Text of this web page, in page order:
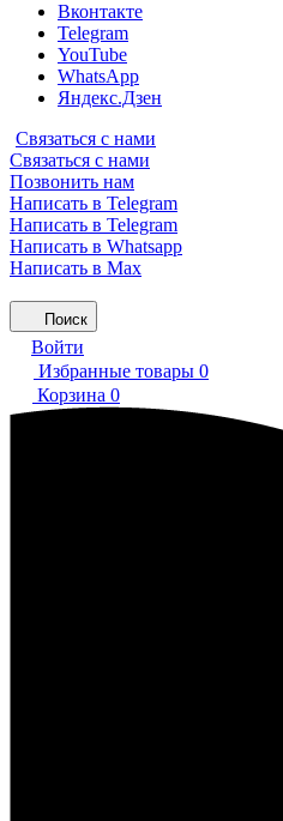
Вконтакте
Telegram
YouTube
WhatsApp
Яндекс.Дзен
Связаться с нами
Связаться с нами
Позвонить нам
Написать в Telegram
Написать в Telegram
Написать в Whatsapp
Написать в Max
Поиск
Войти
Избранные товары 0
Корзина 0